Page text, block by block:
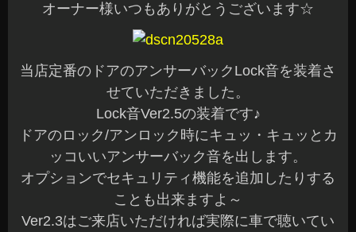
オーナー様いつもありがとうございます☆
当店定番のドアのアンサーバックLock音を装着さ
せていただきました。
Lock音Ver2.5の装着です♪
ドアのロック/アンロック時にキュッ・キュッとカ
ッコいいアンサーバック音を出します。
オプションでセキュリティ機能を追加したりする
ことも出来ますよ～
Ver2.3はご来店いただければ実際に車で聴いてい